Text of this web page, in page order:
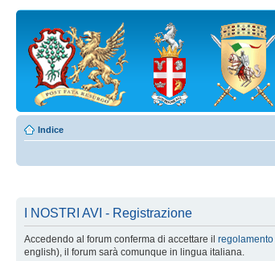
Indice
I NOSTRI AVI - Registrazione
Accedendo al forum conferma di accettare il regolamento
english), il forum sarà comunque in lingua italiana.